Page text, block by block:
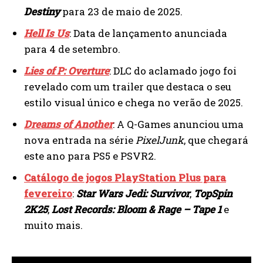
Destinypara 23 de maio de 2025.
Hell Is Us: Data de lançamento anunciada
para 4 de setembro.
Lies of P: Overture: DLC do aclamado jogo foi
revelado com um trailer que destaca o seu
estilo visual único e chega no verão de 2025.
Dreams of Another: A Q-Games anunciou uma
nova entrada na sériePixelJunk, que chegará
este ano para PS5 e PSVR2.
Catálogo de jogos PlayStation Plus para
fevereiro: Star Wars Jedi: Survivor, TopSpin
2K25,Lost Records: Bloom & Rage – Tape 1e
muito mais.